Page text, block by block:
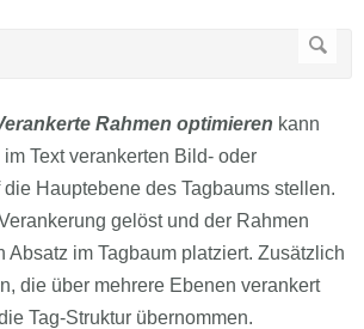
Rahmen optimieren kann
im Text verankerten Bild- oder
die Hauptebene des Tagbaums stellen.
gelöst und der Rahmen
Absatz im Tagbaum platziert. Zusätzlich
die über mehrere Ebenen verankert
Tag-Struktur übernommen.